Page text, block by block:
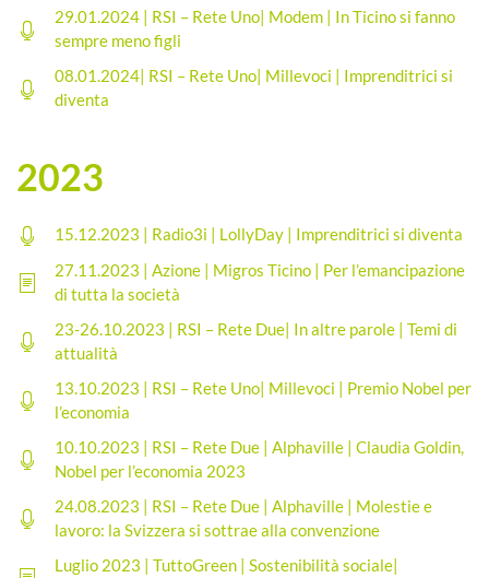
29.01.2024 | RSI – Rete Uno| Modem | In Ticino si fanno
sempre meno figli
08.01.2024| RSI – Rete Uno| Millevoci | Imprenditrici si
diventa
2023
15.12.2023 | Radio3i | LollyDay | Imprenditrici si diventa
27.11.2023 | Azione | Migros Ticino | Per l’emancipazione
di tutta la società
23-26.10.2023 | RSI – Rete Due| In altre parole | Temi di
attualità
13.10.2023 | RSI – Rete Uno| Millevoci | Premio Nobel per
l’economia
10.10.2023 | RSI – Rete Due | Alphaville | Claudia Goldin,
Nobel per l’economia 2023
24.08.2023 | RSI – Rete Due | Alphaville | Molestie e
lavoro: la Svizzera si sottrae alla convenzione
Luglio 2023 | TuttoGreen | Sostenibilità sociale|